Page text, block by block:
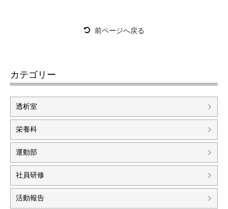
前ページへ戻る
カテゴリー
透析室
栄養科
運動部
社員研修
活動報告